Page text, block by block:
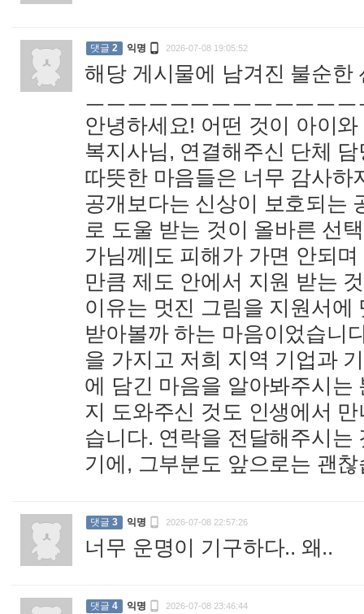
댓글 2 익명  2026-07-08 19:05:52
해당 게시물에 남겨진 불순한
ㅡㅡㅡㅡㅡㅡㅡㅡㅡㅡㅡㅡ
안녕하세요! 어떤 것이 아이
복지사님, 연결해주신 단체
따뜻한 마음들은 너무 감사하
공개보다는 신상이 보호되는
로 도울 받는 것이 올바른 선
가님께|도 피해가 가면 안되
만큼 제도 안에서 지원 받는
이유는 멋진 그림을 지원서
받아볼까 하는 마음이었습니
을 가지고 저희 지역 기업과
에 담긴 마음을 알아봐주시는
지 도와주신 것도 인생에서
습니다. 연락을 전달해주시
기에, 그부분도 앞으로는 괜
댓글 3 익명  2026-07-08 22:57:26
너무 운명이 기구하다.. 왜..
댓글 4 익명  2026-07-08 23:46:44